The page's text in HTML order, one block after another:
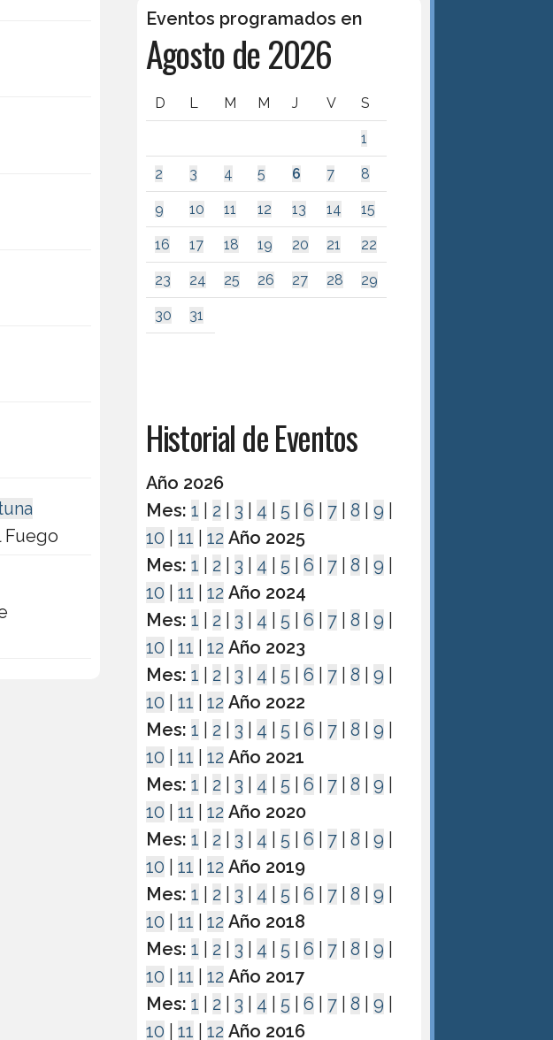
Fuego
Eventos programados en
Agosto de 2026
D L M M J V S
1
2 3 4 5 6 7 8
9 10 11 12 13 14 15
16 17 18 19 20 21 22
23 24 25 26 27 28 29
30 31
Historial de Eventos
Año 2026
Mes: 1 2 3 4 5 |6 7 |8 |9
10 |11 |12 Año 2025
Mes: 1 2 3 4 5 |6 7 |8 |9
10 |11 |12 Año 2024
Mes: 1 2 3 4 5 |6 7 |8 |9
10 |11 |12 Año 2023
Mes: 1 2 3 4 5 |6 7 |8 |9
10 |11 |12 Año 2022
Mes: 1 2 3 4 5 |6 7 |8 |9
10 |11 |12 Año 2021
Mes: 1 2 3 4 5 |6 7 |8 |9
10 |11 |12 Año 2020
Mes: 1 2 3 4 5 |6 7 |8 |9
10 |11 |12 Año 2019
Mes: 1 2 3 4 5 |6 7 |8 |9
10 |11 |12 Año 2018
Mes: 1 2 3 4 5 |6 7 |8 |9
10 |11 |12 Año 2017
Mes: 1 2 3 4 5 |6 7 |8 |9
10 |11 |12 Año 2016